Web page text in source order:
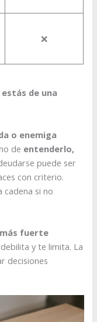
❌
de una
o enemiga
de entenderlo,
puede ser
con criterio.
cadena si no
fuerte
y te limita. La
decisiones